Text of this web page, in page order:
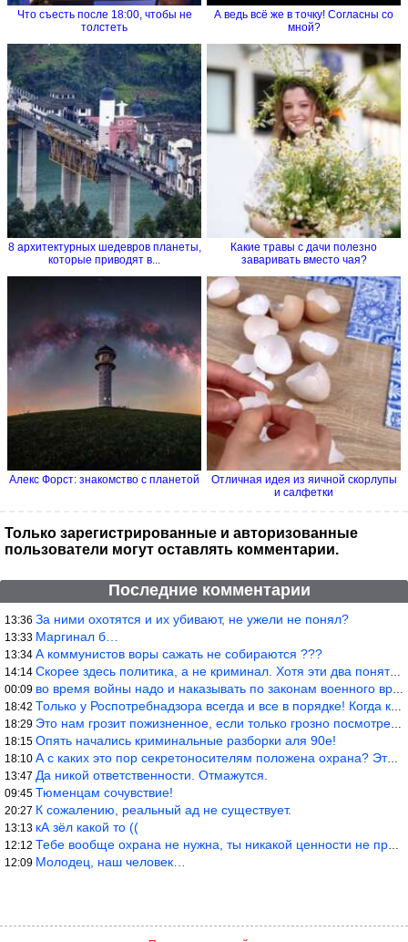
Что съесть после 18:00, чтобы не
толстеть
А ведь всё же в точку! Согласны со
мной?
8 архитектурных шедевров планеты,
которые приводят в...
Какие травы с дачи полезно
заваривать вместо чая?
Алекс Форст: знакомство с планетой
Отличная идея из яичной скорлупы
и салфетки
Только зарегистрированные и авторизованные
пользователи могут оставлять комментарии.
Последние комментарии
13:36 За ними охотятся и их убивают, не ужели не понял?
13:33 Маргинал б…
13:34 А коммунистов воры сажать не собираются ???
14:14 Скорее здесь политика, а не криминал. Хотя эти два понятия начин
00:09 во время войны надо и наказывать по законам военного времени, а
18:42 Только у Роспотребнадзора всегда и все в порядке! Когда касается
18:29 Это нам грозит пожизненное, если только грозно посмотреть в их с
18:15 Опять начались криминальные разборки аля 90е!
18:10 А с каких это пор секретоносителям положена охрана? Это его зада
13:47 Да никой ответственности. Отмажутся.
09:45 Тюменцам сочувствие!
20:27 К сожалению, реальный ад не существует.
13:13 кА зёл какой то ((
12:12 Тебе вообще охрана не нужна, ты никакой ценности не представляеш
12:09 Молодец, наш человек…